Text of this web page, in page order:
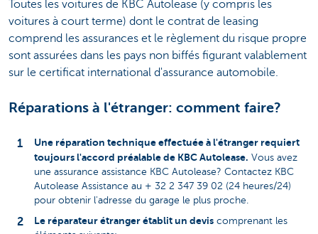
Toutes les voitures de KBC Autolease (y compris les
voitures à court terme) dont le contrat de leasing
comprend les assurances et le règlement du risque propre
sont assurées dans les pays non biffés figurant valablement
sur le certificat international d'assurance automobile.
Réparations à l'étranger: comment faire?
Une réparation technique effectuée à l'étranger requiert
toujours l'accord préalable de KBC Autolease. Vous avez
une assurance assistance KBC Autolease? Contactez KBC
Autolease Assistance au + 32 2 347 39 02 (24 heures/24)
pour obtenir l'adresse du garage le plus proche.
Le réparateur étranger établit un devis comprenant les